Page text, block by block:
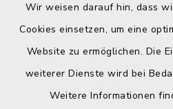
Wir weisen darauf hin, dass
Cookies einsetzen, um eine
Website zu ermöglichen. Die
weiterer Dienste wird bei
Weitere Informationen
Leichte